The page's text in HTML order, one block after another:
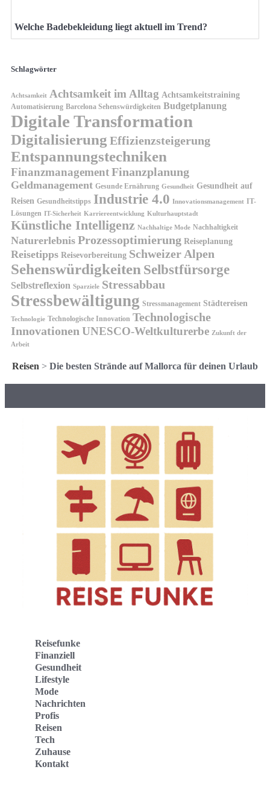
Welche Badebekleidung liegt aktuell im Trend?
Schlagwörter
Achtsamkeit Achtsamkeit im Alltag Achtsamkeitstraining
Automatisierung Barcelona Sehenswürdigkeiten Budgetplanung
Digitale Transformation
Digitalisierung Effizienzsteigerung
Entspannungstechniken
FinanzmanagementFinanzplanung
Geldmanagement Gesunde Ernährung Gesundheit Gesundheit auf
Reisen Gesundheitstipps Industrie 4.0 Innovationsmanagement IT-
Lösungen IT-Sicherheit Karriereentwicklung Kulturhauptstadt
Künstliche Intelligenz Nachhaltige Mode Nachhaltigkeit
Naturerlebnis Prozessoptimierung Reiseplanung
Reisetipps Reisevorbereitung Schweizer Alpen
Sehenswürdigkeiten Selbstfürsorge
Selbstreflexion Sparziele Stressabbau
Stressbewältigung Stressmanagement Städtereisen
Technologie Technologische Innovation Technologische
Innovationen UNESCO-Weltkulturerbe Zukunft der
Arbeit
Reisen > Die besten Strände auf Mallorca für deinen Urlaub
Reisefunke
Finanziell
Gesundheit
Lifestyle
Mode
Nachrichten
Profis
Reisen
Tech
Zuhause
Kontakt